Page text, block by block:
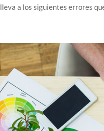
lleva a los siguientes errores